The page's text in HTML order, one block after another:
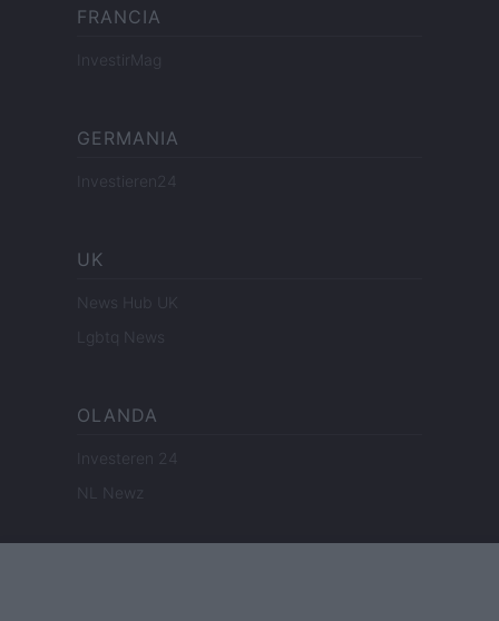
FRANCIA
InvestirMag
GERMANIA
Investieren24
UK
News Hub UK
Lgbtq News
OLANDA
Investeren 24
NL Newz